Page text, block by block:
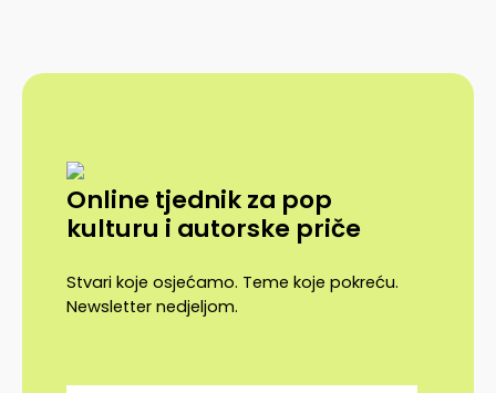
Online tjednik za pop
kulturu i autorske priče
Stvari koje osjećamo. Teme koje pokreću.
Newsletter nedjeljom.